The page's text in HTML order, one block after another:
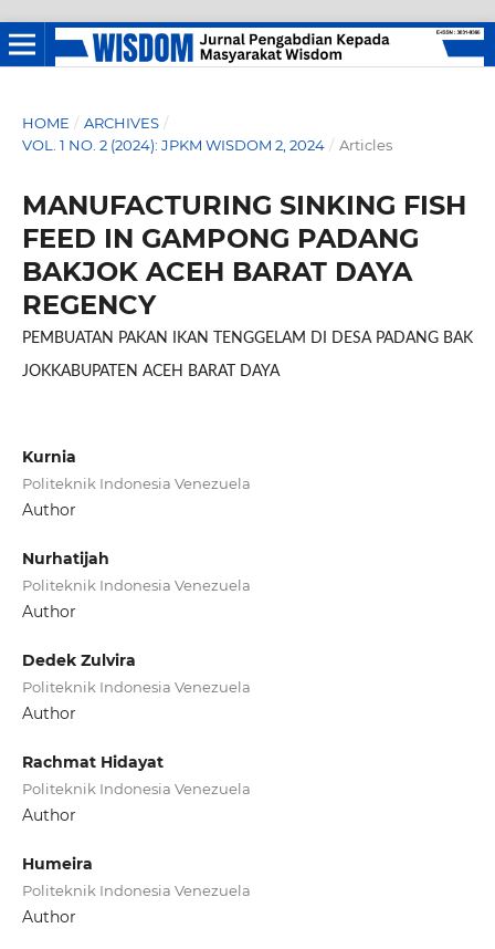
HOME / ARCHIVES /
VOL. 1 NO. 2 (2024): JPKM WISDOM 2, 2024 / Articles
MANUFACTURING SINKING FISH
FEED IN GAMPONG PADANG
BAKJOK ACEH BARAT DAYA
REGENCY
PEMBUATAN PAKAN IKAN TENGGELAM DI DESA PADANG BAK
JOKKABUPATEN ACEH BARAT DAYA
Kurnia
Politeknik Indonesia Venezuela
Author
Nurhatijah
Politeknik Indonesia Venezuela
Author
Dedek Zulvira
Politeknik Indonesia Venezuela
Author
Rachmat Hidayat
Politeknik Indonesia Venezuela
Author
Humeira
Politeknik Indonesia Venezuela
Author